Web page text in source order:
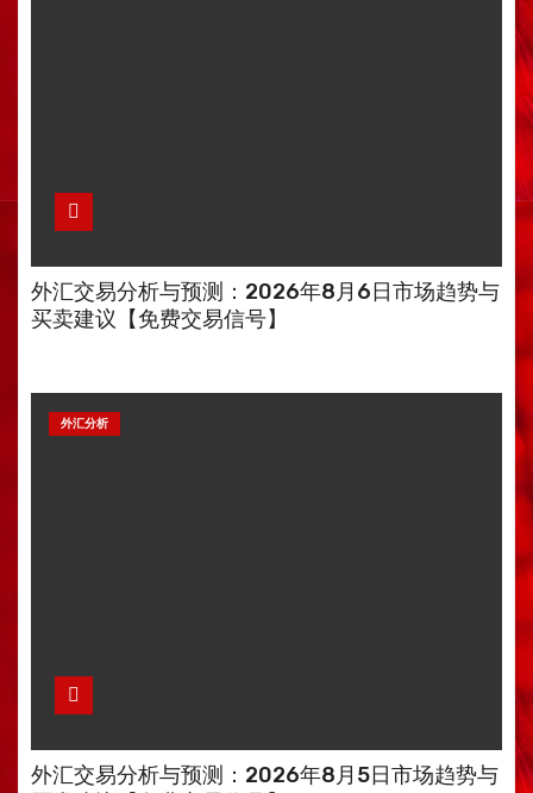
外汇交易分析与预测：2026年8月6日市场趋势与
买卖建议【免费交易信号】
外汇分析
外汇交易分析与预测：2026年8月5日市场趋势与